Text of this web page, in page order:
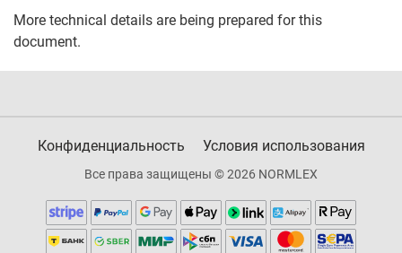
More technical details are being prepared for this
document.
Конфиденциальность Условия использования
Все права защищены © 2026 NORMLEX